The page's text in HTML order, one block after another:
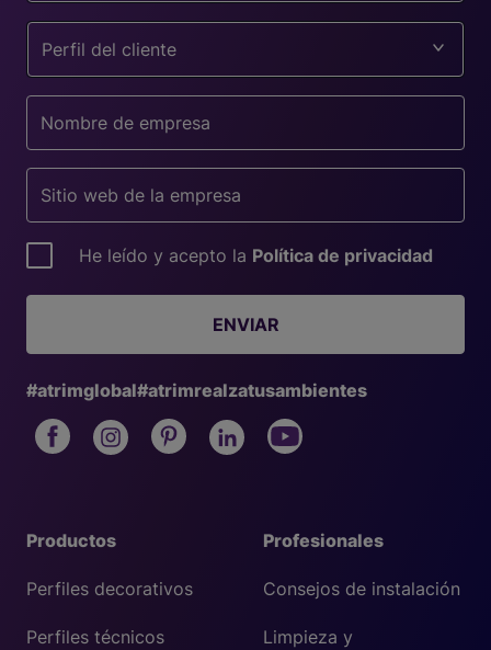
Profesionales
Consejos de instalación
Limpieza y
Productos
Perfiles decorativos
Perfiles técnicos
Perfil del cliente
He leído y acepto la Política de privacidad
ENVIAR
#atrimglobal#atrimrealzatusambientes